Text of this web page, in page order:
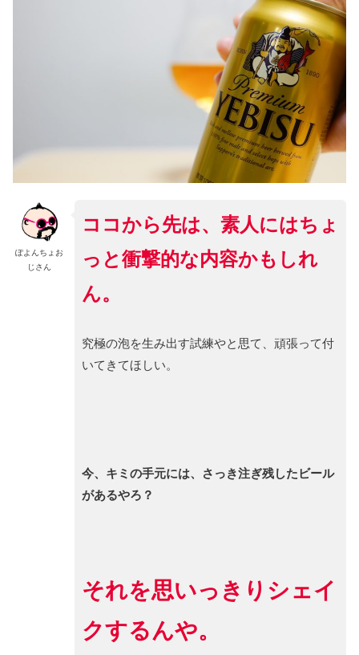
ぽよんちょお
じさん
ココから先は、素人にはちょ
っと衝撃的な内容かもしれ
ん。
究極の泡を生み出す試練やと思て、頑張って付
いてきてほしい。
今、キミの手元には、さっき注ぎ残したビール
があるやろ？
それを思いっきりシェイ
クするんや。